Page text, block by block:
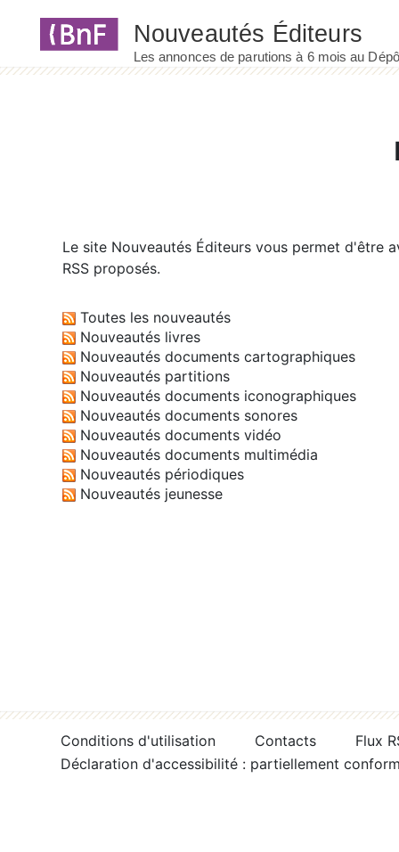
Le site Nouveautés Éditeurs vous permet d'être
RSS proposés.
Toutes les nouveautés
Nouveautés livres
Nouveautés documents cartographiques
Nouveautés partitions
Nouveautés documents iconographiques
Nouveautés documents sonores
Nouveautés documents vidéo
Nouveautés documents multimédia
Nouveautés périodiques
Nouveautés jeunesse
Conditions d'utilisation Contacts
Flux
Déclaration d'accessibilité : partiellement